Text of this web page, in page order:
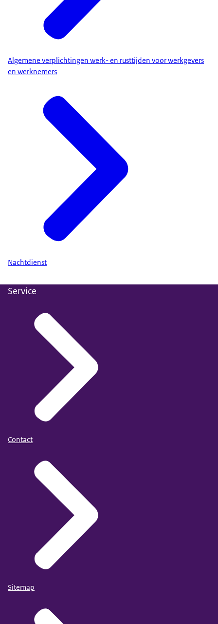
Algemene verplichtingen werk- en rusttijden voor werkgevers
en werknemers
Nachtdienst
Service
Contact
Sitemap